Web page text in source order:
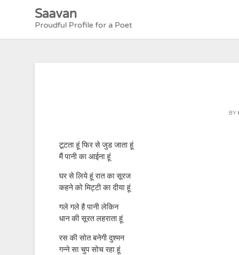
Saavan
Proudful Profile for a Poet
BY
टूटता हूं फिर से जुड जाता हूं
मैं पानी का आईना हूं
घर से लिये हूं रात का सूरज
कहने को मिट्टी का दीया हूं
गले गले है पानी लेकिन
धान की सूरत लहराता हूं
रस की सोत बनेगी दुश्मन
गन्ने सा चुप सोच रहा हूं